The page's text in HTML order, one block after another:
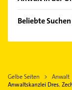
Oberstenfeld
Weinsberg
Beliebte
Elektro
Gelbe Seiten Anwalt
Anwaltskanzlei Dres.